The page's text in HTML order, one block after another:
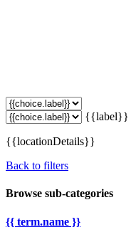
{{label}}
{{locationDetails}}
Back to filters
Browse sub-categories
{{ term.name }}